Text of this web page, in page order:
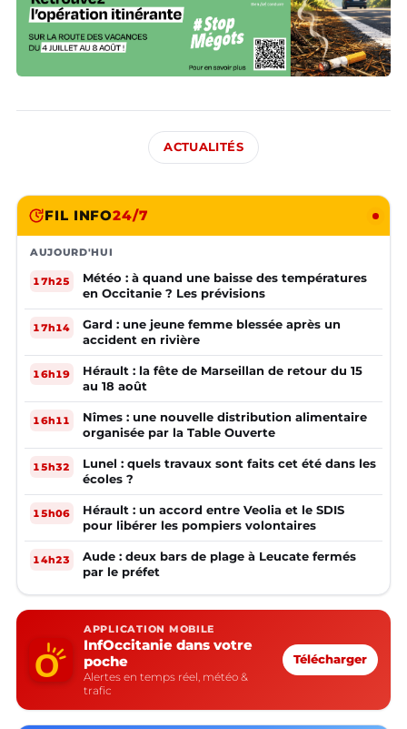
ACTUALITÉS
FIL INFO24/7
AUJOURD'HUI
17h25
Météo : à quand une baisse des températures
en Occitanie ? Les prévisions
17h14
Gard : une jeune femme blessée après un
accident en rivière
16h19
Hérault : la fête de Marseillan de retour du 15
au 18 août
16h11
Nîmes : une nouvelle distribution alimentaire
organisée par la Table Ouverte
15h32
Lunel : quels travaux sont faits cet été dans les
écoles ?
15h06
Hérault : un accord entre Veolia et le SDIS
pour libérer les pompiers volontaires
14h23
Aude : deux bars de plage à Leucate fermés
par le préfet
APPLICATION MOBILE
InfOccitanie dans votre
poche
Alertes en temps réel, météo &
trafic
Télécharger